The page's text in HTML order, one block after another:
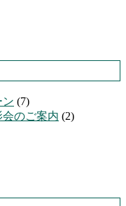
ン (7)
のご案内 (2)